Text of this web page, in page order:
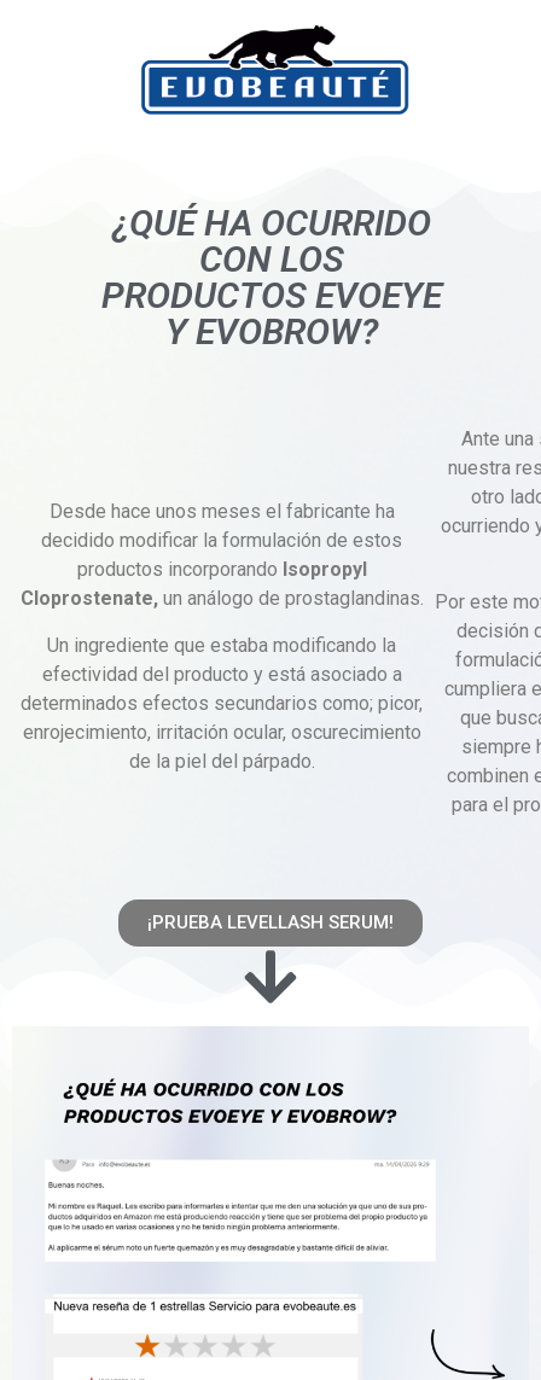
¿QUÉ HA OCURRIDO
CON LOS
PRODUCTOS EVOEYE
Y EVOBROW?
Desde hace unos meses el fabricante ha
decidido modificar la formulación de estos
productos incorporando Isopropyl
Cloprostenate,un análogo de prostaglandinas.
Un ingrediente que estaba modificando la
efectividad del producto y está asociado a
determinados efectos secundarios como; picor,
enrojecimiento, irritación ocular, oscurecimiento
de la piel del párpado.
Ante
nuestra
otro
ocurriendo
Por este
decisión
cumpliera
que
siempre
combinen
para el
¡PRUEBA LEVELLASH SERUM!